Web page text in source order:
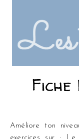
Fiche
Améliore ton niveau de langue et entraîne-toi avec nos